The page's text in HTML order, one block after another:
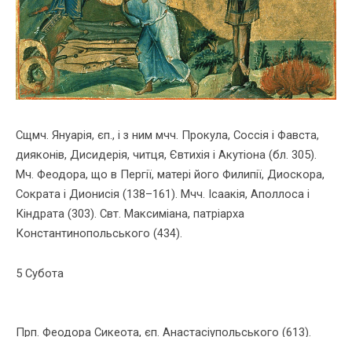
Сщмч. Януарiя, єп., i з ним мчч. Прокула, Соссiя i Фавста,
дияконiв, Дисидерiя, читця, Євтихiя i Акутiона (бл. 305).
Мч. Феодора, що в Пергiї, матерi його Филипiї, Диоскора,
Сократа i Дионисiя (138–161). Мчч. Ісаакiя, Аполлоса i
Кiндрата (303). Свт. Максимiана, патрiарха
Константинопольського (434).
5 Субота
Прп. Феодора Сикеота, єп. Анастасiупольського (613).